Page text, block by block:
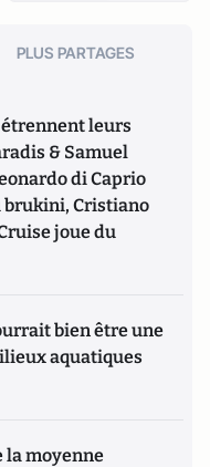
PLUS PARTAGES
étrennent leurs
& Samuel
di Caprio
brukini, Cristiano
joue du
bien être une
aquatiques
la moyenne